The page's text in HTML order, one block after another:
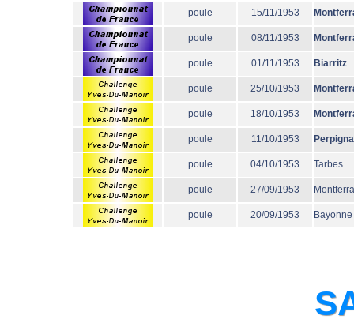
poule 15/11/1953
poule 08/11/1953
poule 01/11/1953 Biarritz
poule 25/10/1953
poule 18/10/1953
poule 11/10/1953
poule 04/10/1953 Tarbes
poule 27/09/1953
poule 20/09/1953 Bayonne